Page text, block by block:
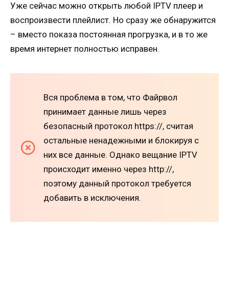
Уже сейчас можно открыть любой IPTV плеер и
воспроизвести плейлист. Но сразу же обнаружится
– вместо показа постоянная прогрузка, и в то же
время интернет полностью исправен.
Вся проблема в том, что Файрвол
принимает данные лишь через
безопасный протокол https://, считая
остальные ненадежными и блокируя с
них все данные. Однако вещание IPTV
происходит именно через http://,
поэтому данный протокол требуется
добавить в исключения.